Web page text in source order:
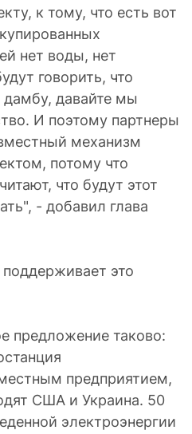
к тому, что есть вот
нет воды, нет
говорить, что
дамбу, давайте мы
И поэтому партнеры
механизм
потому что
что будут этот
- добавил глава
это
предложение таково:
предприятием,
США и Украина. 50
электроэнергии